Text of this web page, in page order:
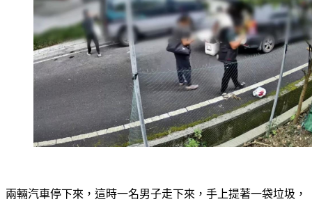
兩輛汽車停下來，這時一名男子走下來，手上提著一袋垃圾，